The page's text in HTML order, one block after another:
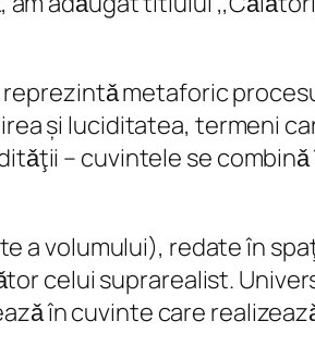
reprezintǎ metaforic
și luciditatea, termeni
– cuvintele se
a volumului), redate în
celui suprarealist.
în cuvinte care